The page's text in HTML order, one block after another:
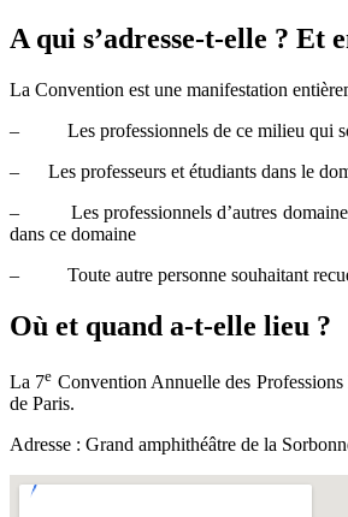
A qui s’adresse-t-elle ? Et
La Convention est une manifestation
– Les professionnels de ce milieu qui
– Les professeurs et étudiants dans le
– Les professionnels d’autres domaines
dans ce domaine
– Toute autre personne souhaitant
Où et quand a-t-elle lieu ?
La 7e Convention Annuelle des
de Paris.
Adresse : Grand amphithéâtre de la